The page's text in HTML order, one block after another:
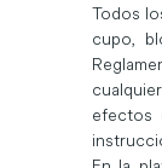
Todos
cupo,
efectos